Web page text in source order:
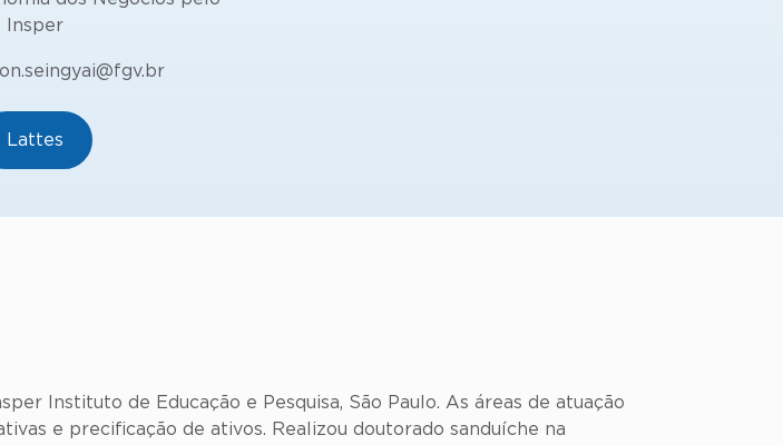
Insper
Lattes
Instituto de Educação e Pesquisa, São Paulo. As áreas de atuação
e precificação de ativos. Realizou doutorado sanduíche na